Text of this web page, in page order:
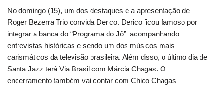
No domingo (15), um dos destaques é a apresentação de
Roger Bezerra Trio convida Derico. Derico ficou famoso por
integrar a banda do “Programa do Jô”, acompanhando
entrevistas históricas e sendo um dos músicos mais
carismáticos da televisão brasileira. Além disso, o último dia de
Santa Jazz terá Via Brasil com Márcia Chagas. O
encerramento também vai contar com Chico Chagas